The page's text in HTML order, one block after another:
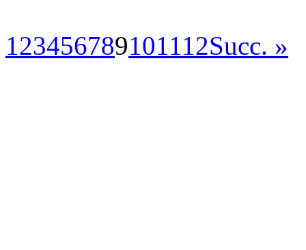
123456789101112Succ. »